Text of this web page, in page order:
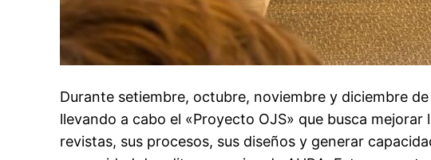
Durante setiembre, octubre, noviembre y diciembre
llevando a cabo el «Proyecto OJS» que busca mejorar
revistas, sus procesos, sus diseños y generar